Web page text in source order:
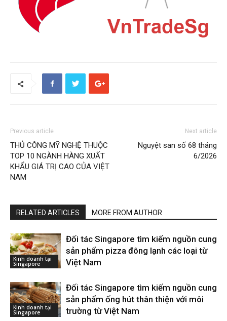
Previous article
THỦ CÔNG MỸ NGHỆ THUỘC
TOP 10 NGÀNH HÀNG XUẤT
KHẨU GIÁ TRỊ CAO CỦA VIỆT
NAM
Next article
Nguyệt san số 68 tháng
6/2026
RELATED ARTICLES MORE FROM AUTHOR
Kinh doanh tại
Singapore
Đối tác Singapore tìm kiếm nguồn cung
sản phẩm pizza đông lạnh các loại từ
Việt Nam
Kinh doanh tại
Singapore
Đối tác Singapore tìm kiếm nguồn cung
sản phẩm ống hút thân thiện với môi
trường từ Việt Nam